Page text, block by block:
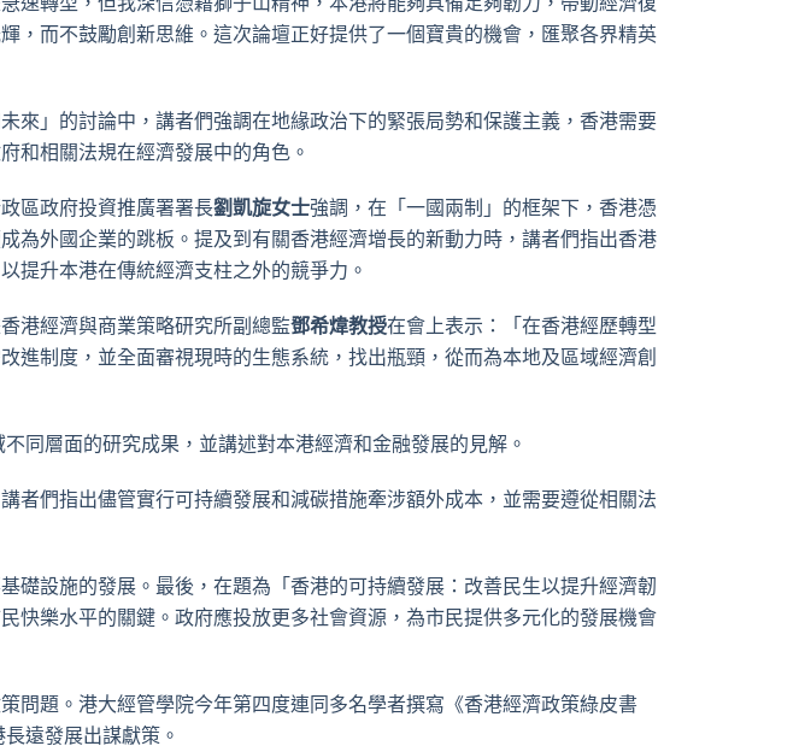
，而不鼓勵創新思維。這次論壇正好提供了一個寶貴的機會，匯聚各界精英
來」的討論中，講者們強調在地緣政治下的緊張局勢和保護主義，香港需要
和相關法規在經濟發展中的角色。
區政府投資推廣署署長劉凱旋女士強調，在「一國兩制」的框架下，香港憑
為外國企業的跳板。提及到有關香港經濟增長的新動力時，講者們指出香港
提升本港在傳統經濟支柱之外的競爭力。
港經濟與商業策略研究所副總監鄧希煒教授在會上表示：「在香港經歷轉型
制度，並全面審視現時的生態系統，找出瓶頸，從而為本地及區域經濟創
同層面的研究成果，並講述對本港經濟和金融發展的見解。
們指出儘管實行可持續發展和減碳措施牽涉額外成本，並需要遵從相關法
設施的發展。最後，在題為「香港的可持續發展：改善民生以提升經濟韌
快樂水平的關鍵。政府應投放更多社會資源，為市民提供多元化的發展機會
問題。港大經管學院今年第四度連同多名學者撰寫《香港經濟政策綠皮書
遠發展出謀獻策。